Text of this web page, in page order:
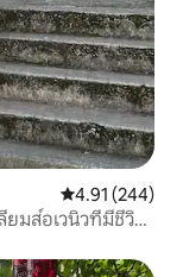
คะแนนเฉลี่ย
4.91 (244)
มส์อเวนิวที่มีชีวิต